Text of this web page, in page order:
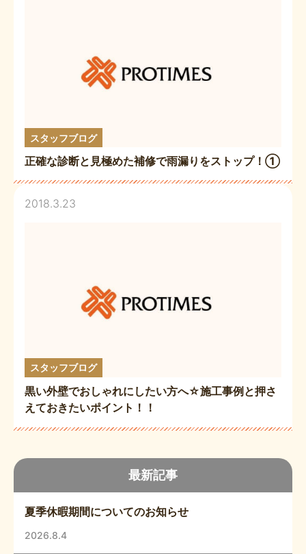
最新記事
夏季休暇期間についてのお知らせ
2026.8.4
スタッフブログ
正確な診断と見極めた補修で雨漏りをストップ！①
2018.3.23
スタッフブログ
黒い外壁でおしゃれにしたい方へ☆施工事例と押さ
えておきたいポイント！！